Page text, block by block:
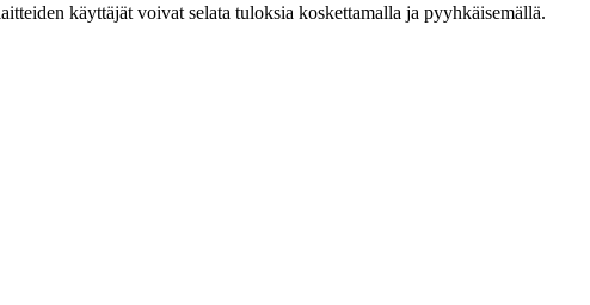
käyttäjät voivat selata tuloksia koskettamalla ja pyyhkäisemällä.